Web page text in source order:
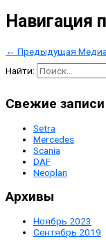
Навигация
← Предыдущая
Найти:
Свежие записи
Setra
Mercedes
Scania
DAF
Neoplan
Архивы
Ноябрь 2023
Сентябрь 2019